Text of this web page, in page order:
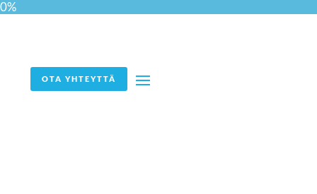
0%
OTA YHTEYTTÄ